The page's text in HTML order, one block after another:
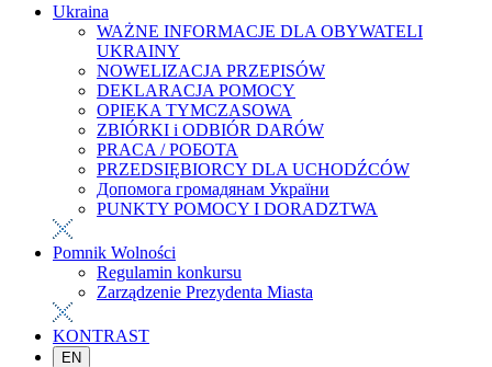
Ukraina
WAŻNE INFORMACJE DLA OBYWATELI
UKRAINY
NOWELIZACJA PRZEPISÓW
DEKLARACJA POMOCY
OPIEKA TYMCZASOWA
ZBIÓRKI i ODBIÓR DARÓW
PRACA / РОБОТА
PRZEDSIĘBIORCY DLA UCHODŹCÓW
Допомога громадянам України
PUNKTY POMOCY I DORADZTWA
Pomnik Wolności
Regulamin konkursu
Zarządzenie Prezydenta Miasta
KONTRAST
EN